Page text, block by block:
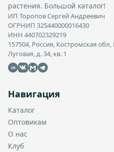
растения. Большой каталог!
ИП Торопов Сергей Андреевич
ОГРНИП 325440000016430
ИНН 440702329219
157504, Россия, Костромская
Луговая, д. 34, кв. 1
OK
Навигация
Каталог
Оптовикам
О нас
Клуб